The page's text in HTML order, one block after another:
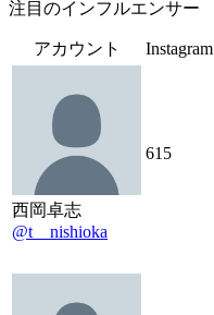
注目のインフルエンサー
アカウント Instagram
西岡卓志
@t__nishioka
615